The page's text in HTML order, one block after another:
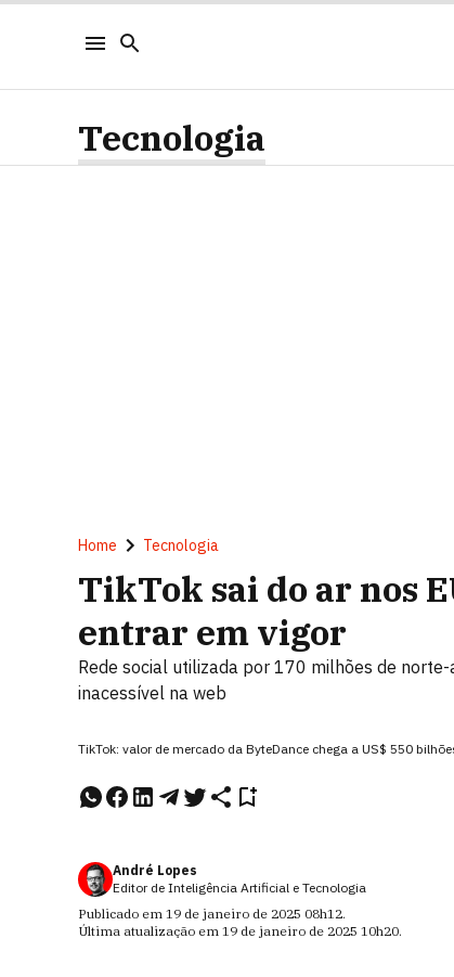
Tecnologia
Home Tecnologia
TikTok sai do ar nos
entrar em vigor
Rede social utilizada por 170 milhões de
inacessível na web
TikTok: valor de mercado da ByteDance chega a US$ 550
André Lopes
Editor de Inteligência Artificial e Tecnologia
Publicado em 19 de janeiro de 2025 08h12.
Última atualização em 19 de janeiro de 2025 10h20.